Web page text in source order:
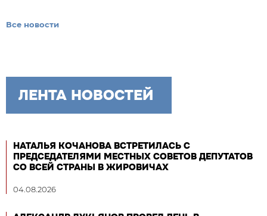
Все новости
ЛЕНТА НОВОСТЕЙ
НАТАЛЬЯ КОЧАНОВА ВСТРЕТИЛАСЬ С
ПРЕДСЕДАТЕЛЯМИ МЕСТНЫХ СОВЕТОВ ДЕПУТАТОВ
СО ВСЕЙ СТРАНЫ В ЖИРОВИЧАХ
04.08.2026